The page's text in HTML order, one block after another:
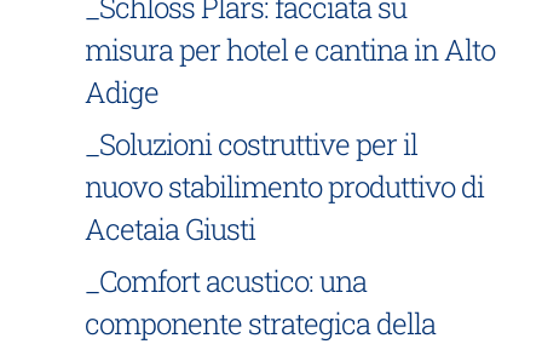
misura per hotel e cantina in Alto
Adige
_Soluzioni costruttive per il
nuovo stabilimento produttivo di
Acetaia Giusti
_Comfort acustico: una
componente strategica della